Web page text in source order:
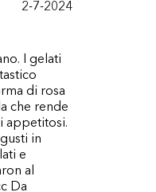
2-7-2024
I gelati
di rosa
che rende
appetitosi.
in
e
al
Da